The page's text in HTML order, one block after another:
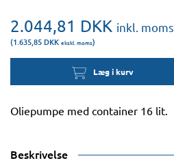
2.044,81 DKK inkl. moms
(1.635,85 DKK ekskl. moms)
Læg i kurv
Oliepumpe med container 16 lit.
Beskrivelse